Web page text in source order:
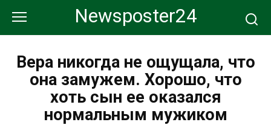
контенту
Newsposter24
Вера никогда не ощущала, что
она замужем. Хорошо, что
хоть сын ее оказался
нормальным мужиком